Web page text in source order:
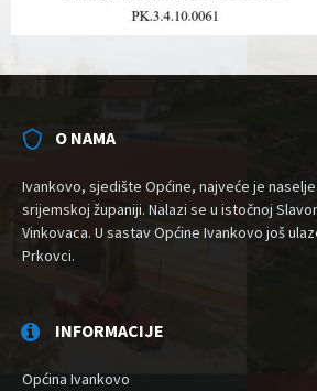
O NAMA
Ivankovo, sjedište Općine, najveće je
srijemskoj županiji. Nalazi se u istočnoj
Vinkovaca. U sastav Općine Ivankovo još
Prkovci.
INFORMACIJE
Općina Ivankovo